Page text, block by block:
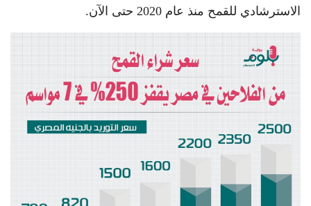
الاسترشادي للقمح منذ عام 2020 حتى الآن.